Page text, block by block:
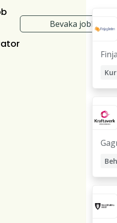
Bevaka jobb